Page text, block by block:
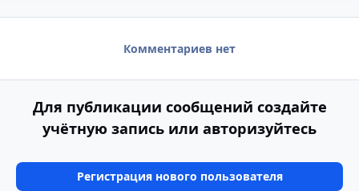
Комментариев нет
Для публикации сообщений создайте
учётную запись или авторизуйтесь
Регистрация нового пользователя